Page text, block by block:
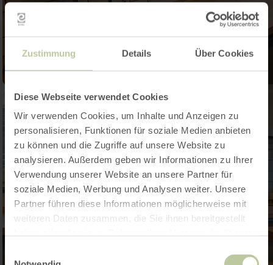
Zustimmung Details Über Cookies
Diese Webseite verwendet Cookies
Wir verwenden Cookies, um Inhalte und Anzeigen zu
personalisieren, Funktionen für soziale Medien anbieten
zu können und die Zugriffe auf unsere Website zu
analysieren. Außerdem geben wir Informationen zu Ihrer
Verwendung unserer Website an unsere Partner für
soziale Medien, Werbung und Analysen weiter. Unsere
Partner führen diese Informationen möglicherweise mit
weiteren Daten zusammen, die Sie ihnen bereitgestellt